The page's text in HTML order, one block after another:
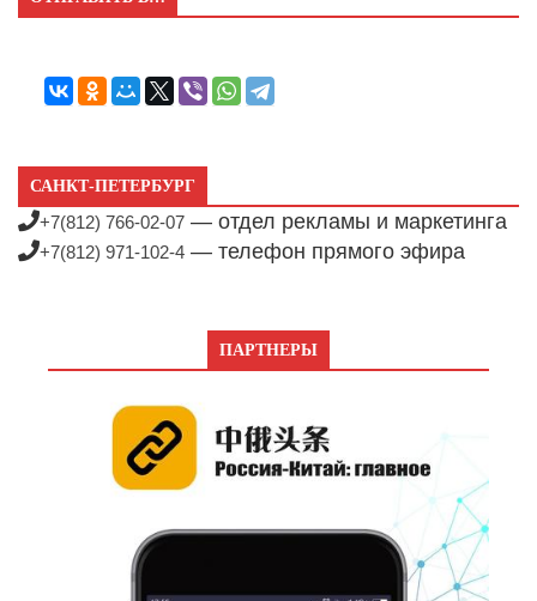
САНКТ-ПЕТЕРБУРГ
+7(812) 766-02-07 — отдел рекламы и маркетинга
+7(812) 971-102-4 — телефон прямого эфира
ПАРТНЕРЫ